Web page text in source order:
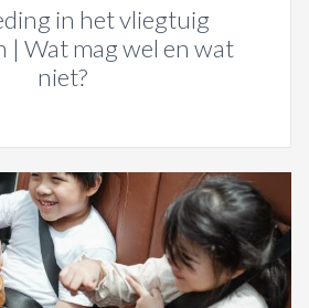
in het vliegtuig
| Wat mag wel en wat
niet?